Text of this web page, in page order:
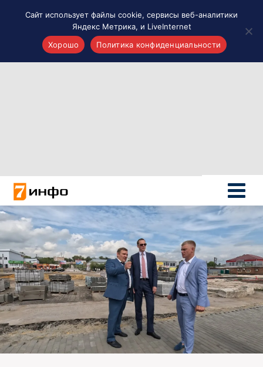
Новости России
Политика
Новости мира
Все материалы 7инфо
О НАС
ПОИСК ПО САЙТУ
Сайт использует файлы cookie, сервисы веб-аналитики
Яндекс Метрика, и LiveInternet
Хорошо
Политика конфиденциальности